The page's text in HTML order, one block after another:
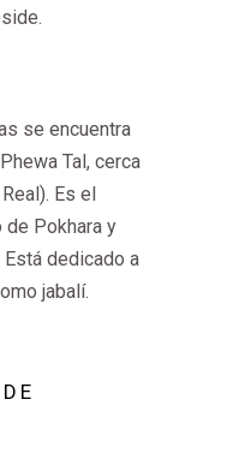
se encuentra
Tal, cerca
Es el
Pokhara y
dedicado a
jabalí.